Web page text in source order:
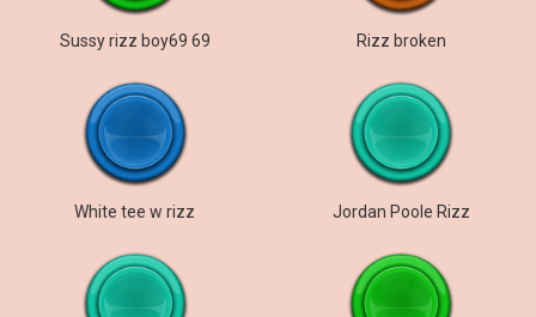
Sussy rizz boy69 69 Rizz broken
White tee w rizz Jordan Poole Rizz